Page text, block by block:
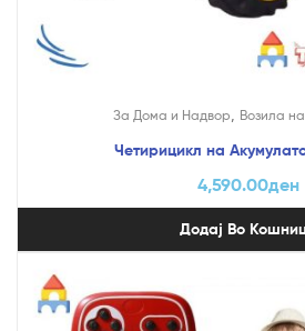
За Дома и Надвор Возила
Четирицикл на
4,590.00ден
Додај Во